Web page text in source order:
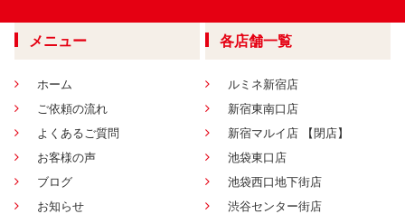
メニュー
ホーム
ご依頼の流れ
よくあるご質問
お客様の声
ブログ
お知らせ
各店舗一覧
ルミネ新宿店
新宿東南口店
新宿マルイ店 【閉店】
池袋東口店
池袋西口地下街店
渋谷センター街店